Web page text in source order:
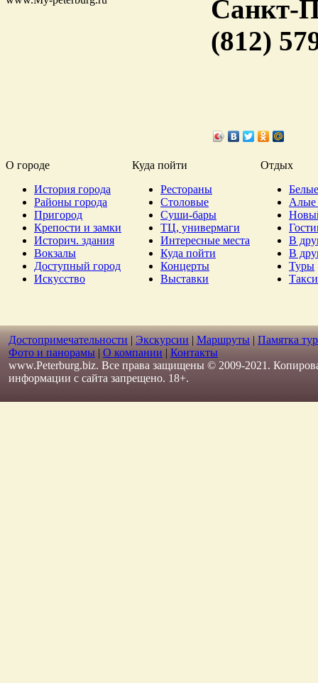
Санкт-
(812)
О городе Куда пойти
Отдых
История города
Районы города
Пригород
Крепости и замки
Историч. здания
Вокзалы
Доступный город
Искусство
Рестораны
Столовые
Суши-бары
ТЦ, универмаги
Интересные места
Куда пойти
Концерты
Выставки
Алые
В
В
Туры
Такси
Достопримечательности | Экскурсии | Маршруты | Памятка
Фото и панорамы | О компании | Контакты
www.Peterburg.biz. Все права защищены © 2009-2021.
информации с сайта запрещено. 18+.